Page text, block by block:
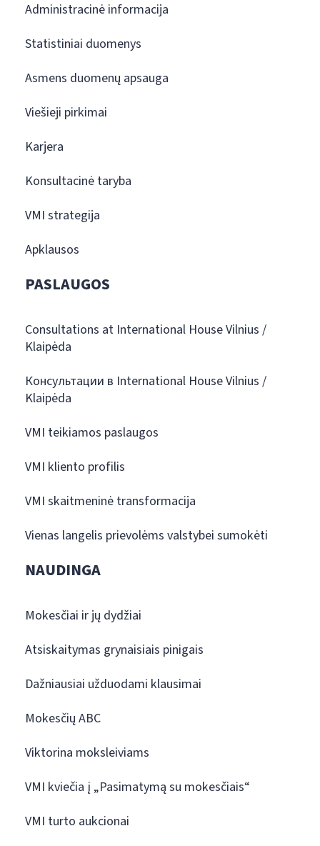
Administracinė informacija
Statistiniai duomenys
Asmens duomenų apsauga
Viešieji pirkimai
Karjera
Konsultacinė taryba
VMI strategija
Apklausos
PASLAUGOS
Consultations at International House Vilnius /
Klaipėda
Консультации в International House Vilnius /
Klaipėda
VMI teikiamos paslaugos
VMI kliento profilis
VMI skaitmeninė transformacija
Vienas langelis prievolėms valstybei sumokėti
NAUDINGA
Mokesčiai ir jų dydžiai
Atsiskaitymas grynaisiais pinigais
Dažniausiai užduodami klausimai
Mokesčių ABC
Viktorina moksleiviams
VMI kviečia į „Pasimatymą su mokesčiais“
VMI turto aukcionai